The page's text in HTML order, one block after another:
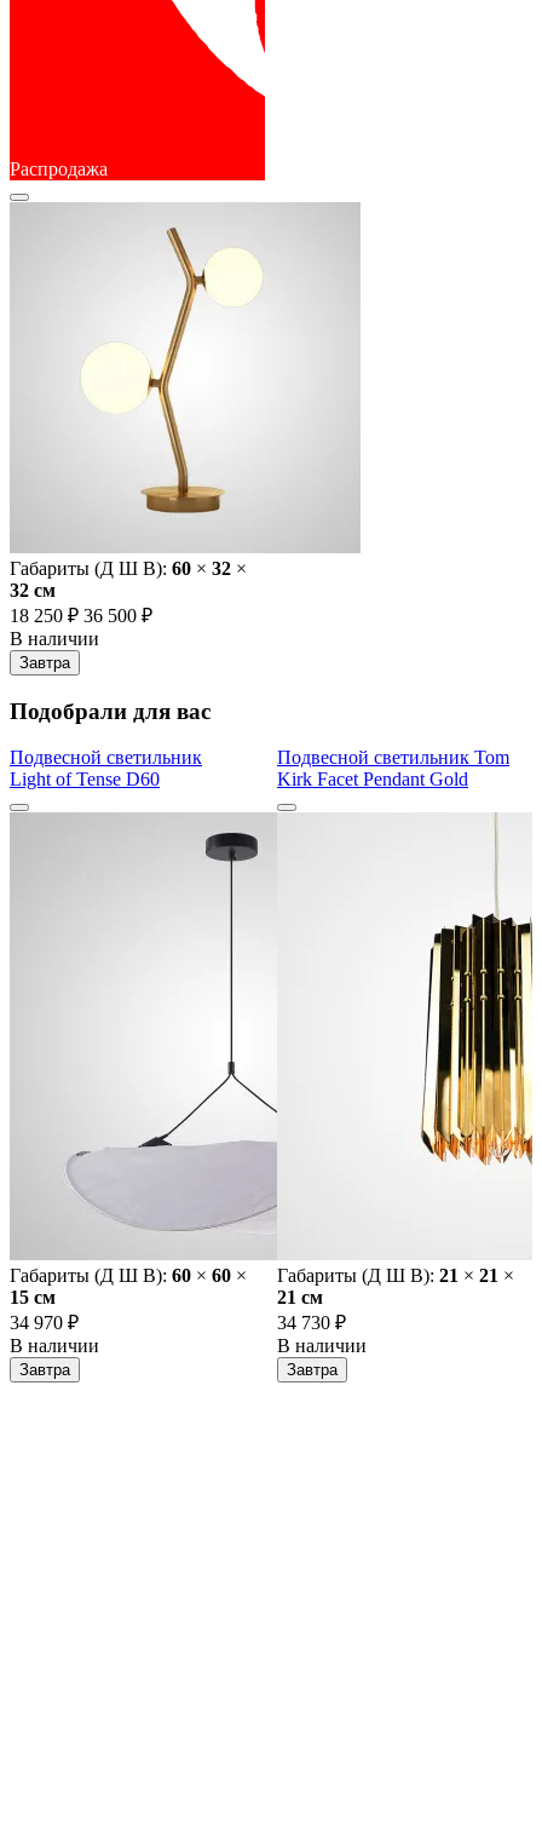
Распродажа
Габариты (Д Ш В): 60 × 32 ×
32 cм
18 250 ₽ 36 500 ₽
В наличии
Завтра
Подобрали для вас
Подвесной светильник
Light of Tense D60
Габариты (Д Ш В): 60 × 60 ×
15 cм
34 970 ₽
В наличии
Завтра
Подвесной светильник Tom
Kirk Facet Pendant Gold
Габариты (Д Ш В): 21 × 21 ×
21 cм
34 730 ₽
В наличии
Завтра